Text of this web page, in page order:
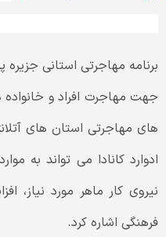
برنامه مهاجرتی استانی
جهت مهاجرت افراد و خانواده
های مهاجرتی استان های
ادوارد کانادا می تواند به
نیروی کار ماهر مورد
فرهنگی اشاره کرد.